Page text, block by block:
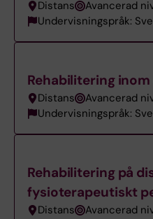
Distans Avancerad
Undervisningspråk:
Rehabilitering
Distans Avancerad
Undervisningspråk:
Rehabilitering på
fysioterapeutiskt
Distans Avancerad